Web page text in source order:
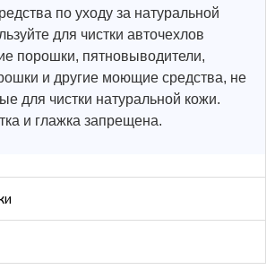
по уходу за натуральной
для чистки авточехлов
порошки, пятновыводители,
и другие моющие средства, не
для чистки натуральной кожи.
и глажка запрещена.